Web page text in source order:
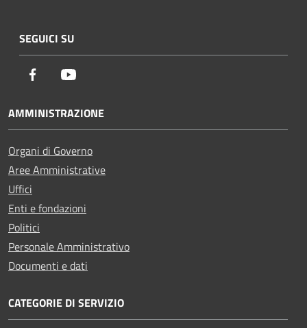
SEGUICI SU
Facebook
AMMINISTRAZIONE
Organi di Governo
Aree Amministrative
Uffici
Enti e fondazioni
Politici
Personale Amministrativo
Documenti e dati
CATEGORIE DI SERVIZIO